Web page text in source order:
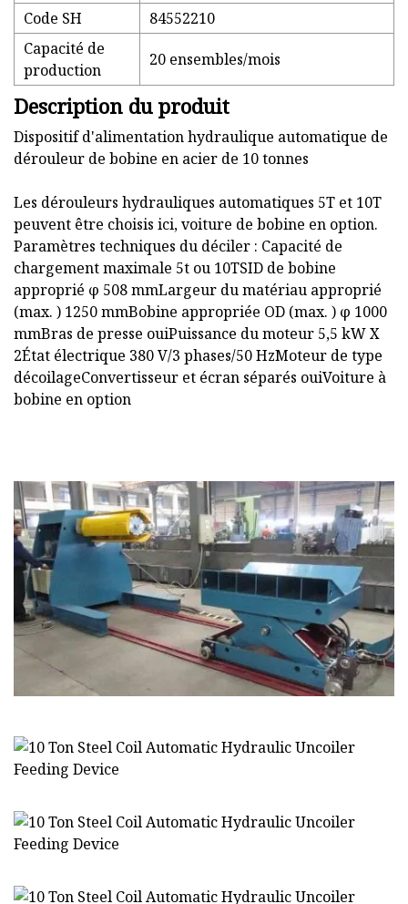
Code SH
84552210
Capacité de
production
20 ensembles/mois
Description du produit
Dispositif d'alimentation hydraulique automatique de
dérouleur de bobine en acier de 10 tonnes
Les dérouleurs hydrauliques automatiques 5T et 10T
peuvent être choisis ici, voiture de bobine en option.
Paramètres techniques du déciler : Capacité de
chargement maximale 5t ou 10TSID de bobine
approprié φ 508 mmLargeur du matériau approprié
(max. ) 1250 mmBobine appropriée OD (max. ) φ 1000
mmBras de presse ouiPuissance du moteur 5,5 kW X
2État électrique 380 V/3 phases/50 HzMoteur de type
décoilageConvertisseur et écran séparés ouiVoiture à
bobine en option